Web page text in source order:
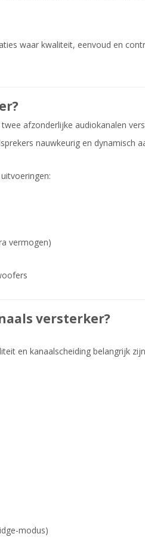
waar kwaliteit, eenvoud en
afzonderlijke audiokanalen
nauwkeurig en dynamisch
vermogen)
versterker?
en kanaalscheiding belangrijk
modus)